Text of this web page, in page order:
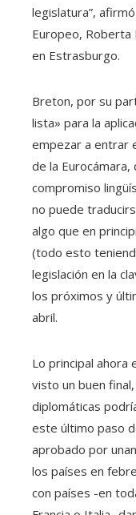
legislatura”,
Europeo, Roberta
en Estrasburgo.
Breton, por su
lista» para la
empezar a entrar
de la Eurocámara,
compromiso
no puede
algo que en
(todo esto
legislación en la
los próximos y
abril.
Lo principal ahora
visto un buen
diplomáticas
este último paso
aprobado por
los países en
con países -en